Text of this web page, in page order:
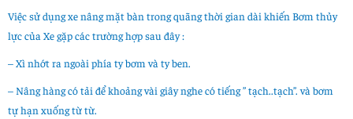
Việc sử dụng xe nâng mặt bàn trong quãng thời gian dài khiến Bơm thủy
lực của Xe gặp các trường hợp sau đây :
– Xì nhớt ra ngoài phía ty bơm và ty ben.
– Nâng hàng có tải để khoảng vài giây nghe có tiếng ” tạch..tạch”. và bơm
tự hạn xuống từ từ.